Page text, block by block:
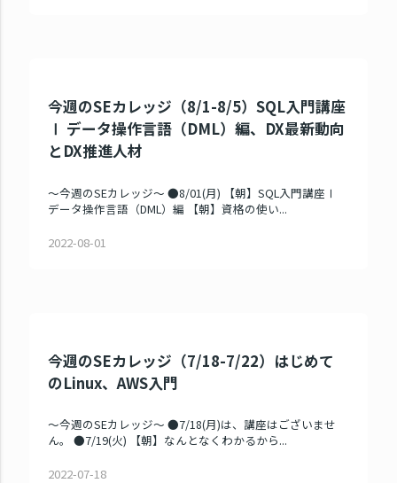
今週のSEカレッジ（8/1-8/5）SQL入門講座
Ⅰ データ操作言語（DML）編、DX最新動向
とDX推進人材
～今週のSEカレッジ～ ●8/01(月) 【朝】SQL入門講座Ⅰ
データ操作言語（DML）編 【朝】資格の使い...
2022-08-01
今週のSEカレッジ（7/18-7/22）はじめて
のLinux、AWS入門
～今週のSEカレッジ～ ●7/18(月)は、講座はございませ
ん。 ●7/19(火) 【朝】なんとなくわかるから...
2022-07-18